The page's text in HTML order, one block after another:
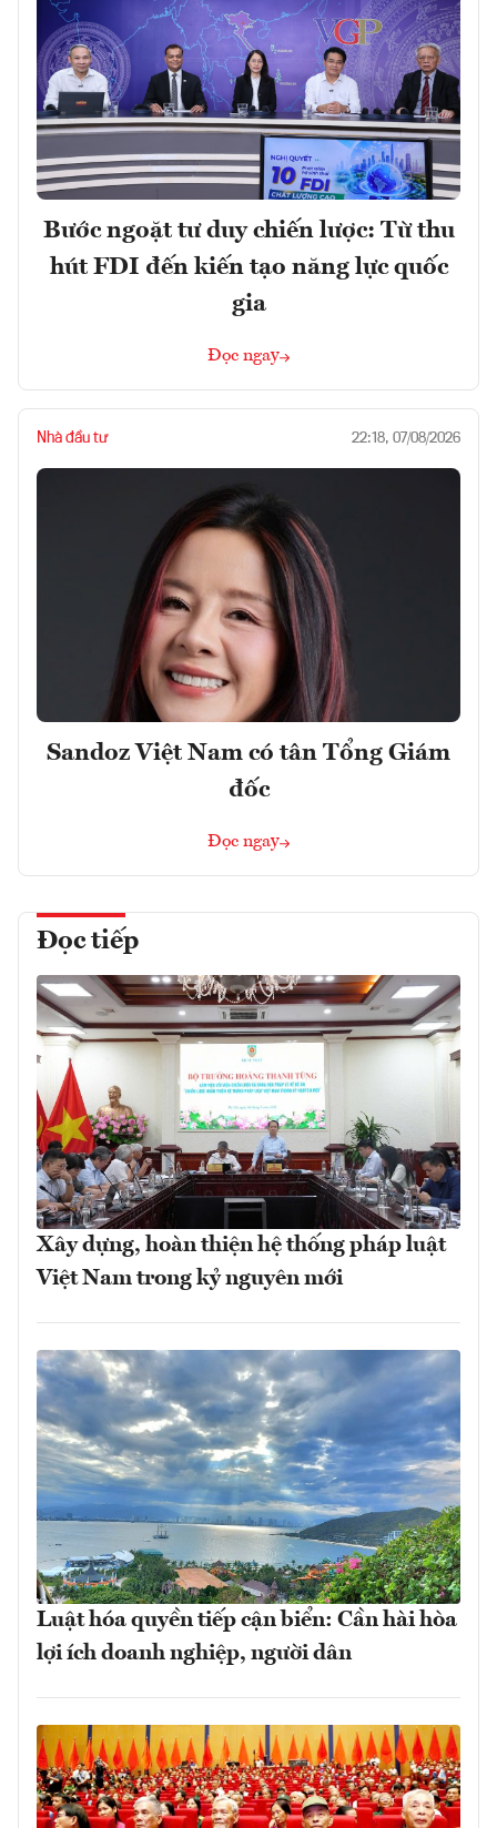
Bước ngoặt tư duy chiến lược: Từ thu
hút FDI đến kiến tạo năng lực quốc
gia
Đọc ngay
Nhà đầu tư 22:18, 07/08/2026
Sandoz Việt Nam có tân Tổng Giám
đốc
Đọc ngay
Đọc tiếp
Xây dựng, hoàn thiện hệ thống pháp luật
Việt Nam trong kỷ nguyên mới
Luật hóa quyền tiếp cận biển: Cần hài hòa
lợi ích doanh nghiệp, người dân